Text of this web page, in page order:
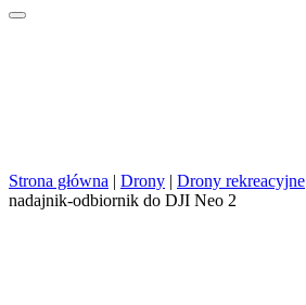
Strona główna | Drony | Drony rekreacyjne
nadajnik-odbiornik do DJI Neo 2